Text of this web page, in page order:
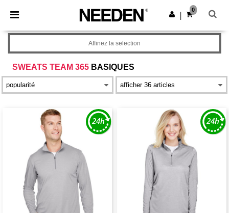
× Appli Needen
Meilleurs prix sur l’app !
Obtenir l'appli
0
SWEATS TEAM 365 BASIQUES
Affinez la selection